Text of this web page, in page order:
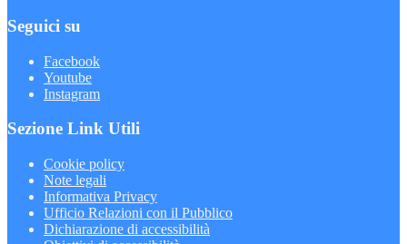
Seguici su
Facebook
Youtube
Instagram
Sezione Link Utili
Cookie policy
Note legali
Informativa Privacy
Ufficio Relazioni con il Pubblico
Dichiarazione di accessibilità